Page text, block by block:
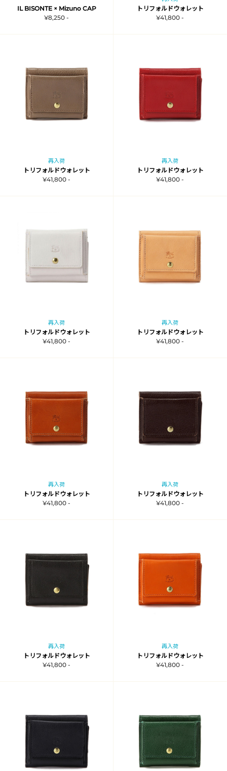
IL BISONTE × Mizuno CAP
¥8,250 -
トリフォルドウォレット
¥41,800 -
再入荷
トリフォルドウォレット
¥41,800 -
再入荷
トリフォルドウォレット
¥41,800 -
再入荷
トリフォルドウォレット
¥41,800 -
再入荷
トリフォルドウォレット
¥41,800 -
再入荷
トリフォルドウォレット
¥41,800 -
再入荷
トリフォルドウォレット
¥41,800 -
再入荷
トリフォルドウォレット
¥41,800 -
再入荷
トリフォルドウォレット
¥41,800 -